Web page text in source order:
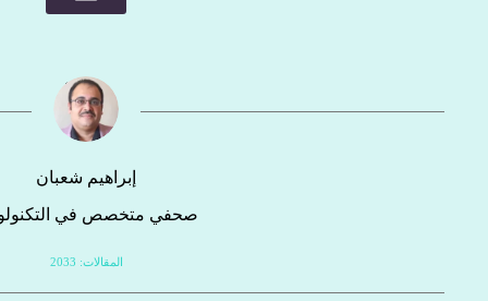
إبراهيم شعبان
صحفي متخصص في
المقالات: 2033